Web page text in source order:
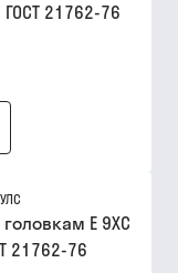
21762-76
Е 9ХС
21762-76